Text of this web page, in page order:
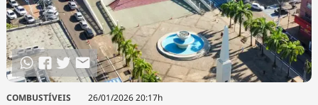
COMBUSTÍVEIS 26/01/2026 20:17h